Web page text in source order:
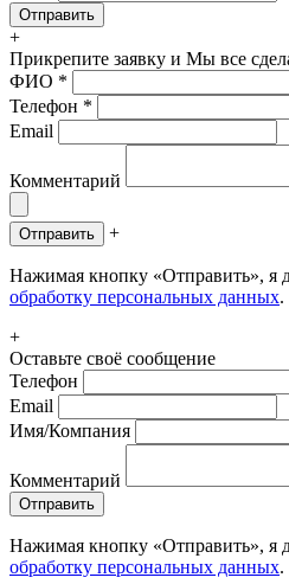
+
Прикрепите заявку и Мы все
ФИО *
Телефон *
Email
Комментарий
Отправить +
Нажимая кнопку «Отправить», я
обработку персональных данных.
+
Оставьте своё сообщение
Телефон
Email
Имя/Компания
Комментарий
Отправить
Нажимая кнопку «Отправить», я
обработку персональных данных.